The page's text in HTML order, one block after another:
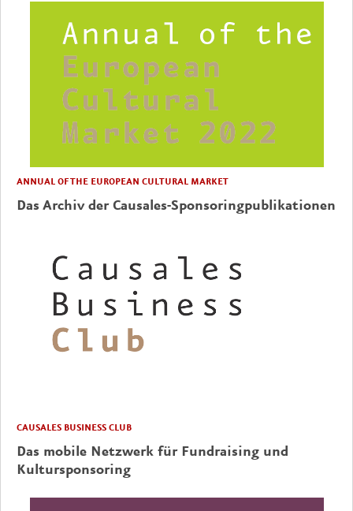
ANNUAL OF THE EUROPEAN CULTURAL MARKET
Das Archiv der Causales-Sponsoringpublikationen
CAUSALES BUSINESS CLUB
Das mobile Netzwerk für Fundraising und
Kultursponsoring